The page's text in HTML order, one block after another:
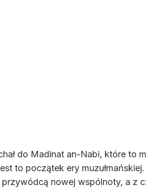
do Madinat an-Nabi, które to
to początek ery
nowej wspólnoty, a z